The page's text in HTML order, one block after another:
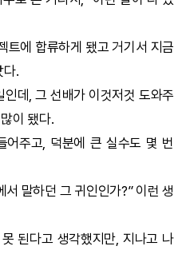
트에 합류하게 됐고 거기서 지금
다.
데, 그 선배가 이것저것 도와주
이 됐다.
어주고, 덕분에 큰 실수도 몇 번
서 말하던 그 귀인인가?” 이런 생
된다고 생각했지만, 지나고 나